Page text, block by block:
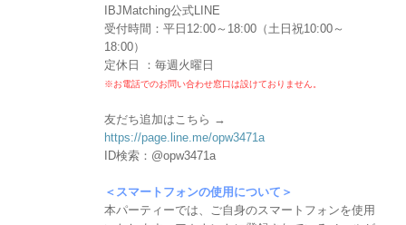
IBJMatching公式LINE
受付時間：平日12:00～18:00（土日祝10:00～
18:00）
定休日 ：毎週火曜日
※お電話でのお問い合わせ窓口は設けておりません。
友だち追加はこちら →
https://page.line.me/opw3471a
ID検索：@opw3471a
＜スマートフォンの使用について＞
本パーティーでは、ご自身のスマートフォンを使用